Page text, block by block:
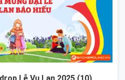
Lễ Vu Lan 2025 (10)